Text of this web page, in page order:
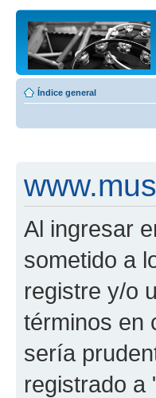
Índice general
Al ingresar
sometido a
registre y/o
términos en
sería
registrado a